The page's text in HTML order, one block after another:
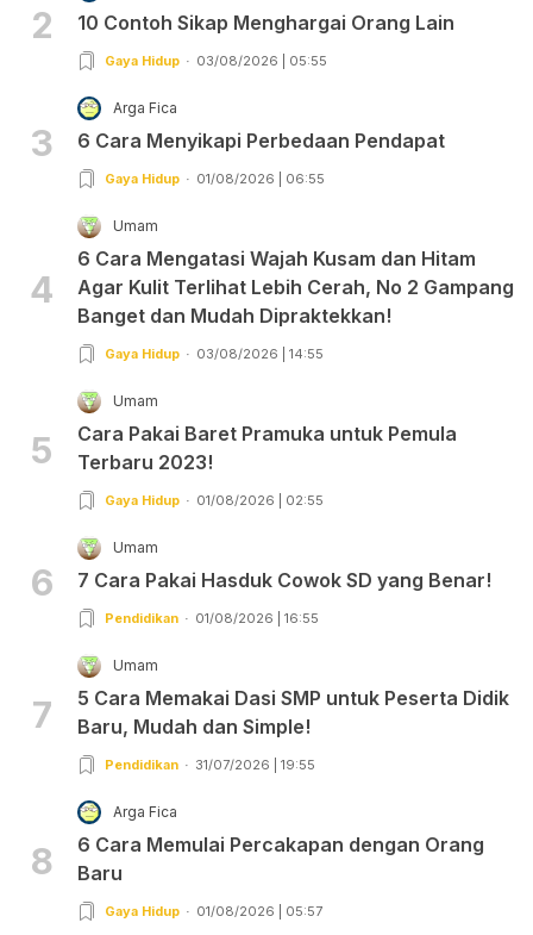
2 10 Contoh Sikap Menghargai Orang Lain
Gaya Hidup 03/08/2026 | 05:55
3
Arga Fica
6 Cara Menyikapi Perbedaan Pendapat
Gaya Hidup 01/08/2026 | 06:55
4
Umam
6 Cara Mengatasi Wajah Kusam dan Hitam
Agar Kulit Terlihat Lebih Cerah, No 2 Gampang
Banget dan Mudah Dipraktekkan!
Gaya Hidup 03/08/2026 | 14:55
5
Umam
Cara Pakai Baret Pramuka untuk Pemula
Terbaru 2023!
Gaya Hidup 01/08/2026 | 02:55
6
Umam
7 Cara Pakai Hasduk Cowok SD yang Benar!
Pendidikan 01/08/2026 | 16:55
7
Umam
5 Cara Memakai Dasi SMP untuk Peserta Didik
Baru, Mudah dan Simple!
Pendidikan 31/07/2026 | 19:55
8
Arga Fica
6 Cara Memulai Percakapan dengan Orang
Baru
Gaya Hidup 01/08/2026 | 05:57